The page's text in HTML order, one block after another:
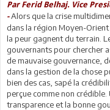
Par Ferid Belhaj. Vice
-Alors que la crise
dans la région Moyen-
la peur gagnent du terrain.
gouvernants pour chercher
de mauvaise gouvernance,
dans la gestion de la chose
bien des cas, sapé la
perçue comme non
transparence et la bonne